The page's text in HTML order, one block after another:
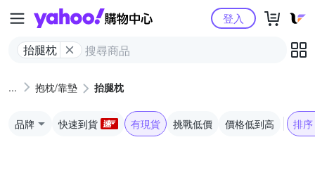
Yahoo購物中心
抬腿枕
登入
抱枕/靠墊 抬腿枕
品牌 快速到貨 有現貨 挑戰低價 價格低到高 排序